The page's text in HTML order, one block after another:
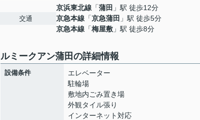
交通
京浜東北線 「蒲田 」駅 徒歩12分
京急本線 「京急蒲田 」駅 徒歩5分
京急本線 「梅屋敷 」駅 徒歩8分
ルミークアン蒲田の詳細情報
設備条件
エレベーター
駐輪場
敷地内ごみ置き場
外観タイル張り
インターネット対応